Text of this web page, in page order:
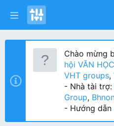
Chào mừng
hội VĂN
VHT groups,
- Nhà tài trợ:
Group,
- Hướng dẫn